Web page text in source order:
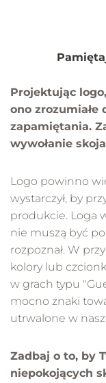
Projektując
ono zrozumiałe
zapamiętania.
wywołanie
Logo powinno
wystarczył, by
produkcie. Loga
nie muszą być
rozpoznał. W
kolory lub
w grach typu
mocno znaki
utrwalone w
Zadbaj o to, by
niepokojących